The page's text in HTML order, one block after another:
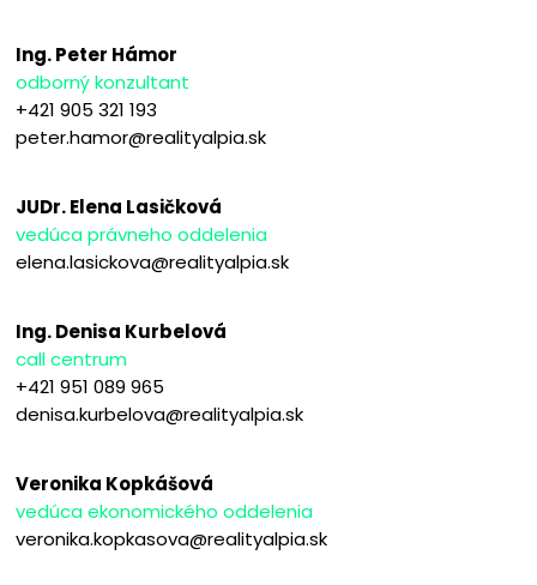
Ing. Peter Hámor
odborný konzultant
+421 905 321 193
peter.hamor@realityalpia.sk
JUDr. Elena Lasičková
vedúca právneho oddelenia
elena.lasickova@realityalpia.sk
Ing. Denisa Kurbelová
call centrum
+421 951 089 965
denisa.kurbelova@realityalpia.sk
Veronika Kopkášová
vedúca ekonomického oddelenia
veronika.kopkasova@realityalpia.sk